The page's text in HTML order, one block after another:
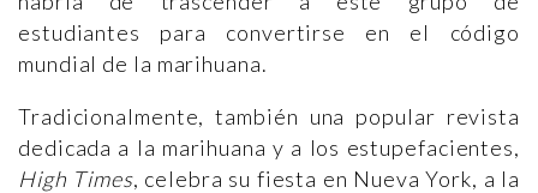
estudiantes para convertirse en el código
mundial de la marihuana.
Tradicionalmente, también una popular revista
dedicada a la marihuana y a los estupefacientes,
High Times, celebra su fiesta en Nueva York, a la